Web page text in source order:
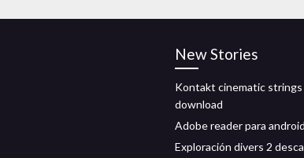
New Stories
Kontakt cinematic
download
Adobe reader para
Exploración divers 2